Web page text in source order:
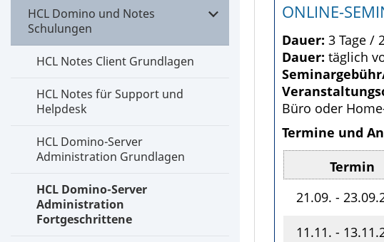
HCL Domino und Notes
Schulungen
HCL Notes Client Grundlagen
HCL Notes für Support und
Helpdesk
HCL Domino-Server
Administration Grundlagen
HCL Domino-Server
Administration
Fortgeschrittene
ONLINE-
Dauer: 3 Tage /
Dauer: täglich
Büro oder
Termine und
Termin
21.09. -
11.11. -